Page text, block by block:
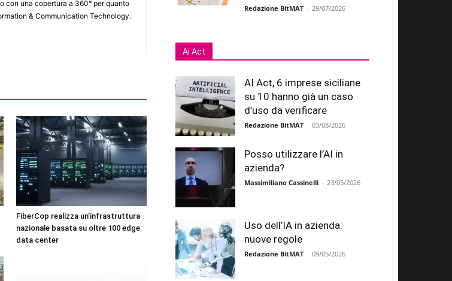
con una copertura a 360° per quanto
& Communication Technology.
FiberCop realizza un’infrastruttura
nazionale basata su oltre 100 edge
data center
Redazione BitMAT - 29/07/2026
Ai Act
AI Act, 6 imprese siciliane
su 10 hanno già un caso
d’uso da verificare
Redazione BitMAT - 03/08/2026
Posso utilizzare l’AI in
azienda?
Massimiliano Cassinelli - 23/05/2026
Uso dell’IA in azienda:
nuove regole
Redazione BitMAT - 09/05/2026